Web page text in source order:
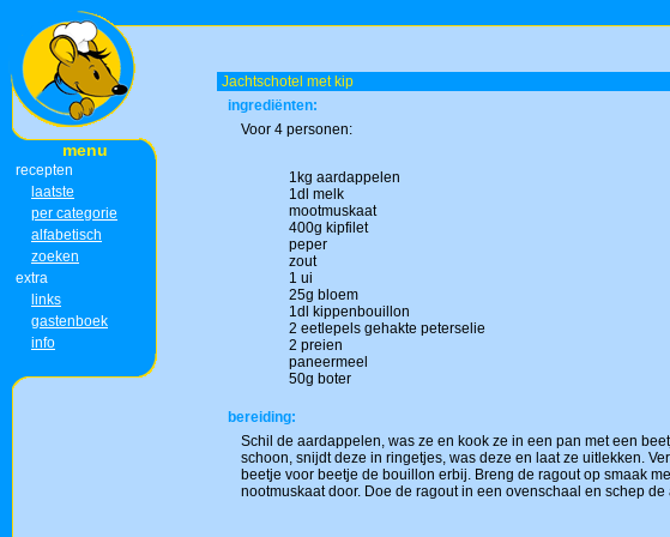
menu
recepten
laatste
per categorie
alfabetisch
zoeken
extra
links
gastenboek
info
Jachtschotel met kip
ingrediënten:
Voor 4 personen:
1kg aardappelen
1dl melk
mootmuskaat
400g kipfilet
peper
zout
1 ui
25g bloem
1dl kippenbouillon
2 eetlepels gehakte peterselie
2 preien
paneermeel
50g boter
bereiding:
Schil de aardappelen, was ze en kook ze in een pan met een
schoon, snijdt deze in ringetjes, was deze en laat ze uitlekken.
beetje voor beetje de bouillon erbij. Breng de ragout op smaak
nootmuskaat door. Doe de ragout in een ovenschaal en schep